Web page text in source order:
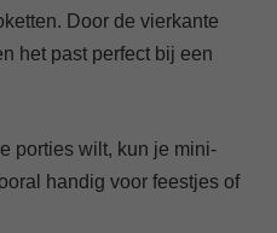
Door de vierkante
het past perfect bij een
porties wilt, kun je mini-
handig voor feestjes of